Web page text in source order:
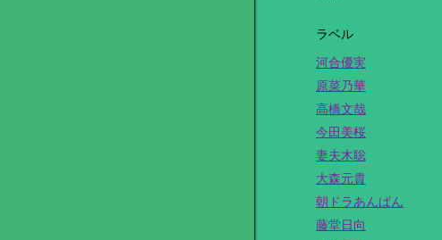
ラベル
河合優実
原菜乃華
高橋文哉
今田美桜
妻夫木聡
大森元貴
朝ドラあんぱん
藤堂日向